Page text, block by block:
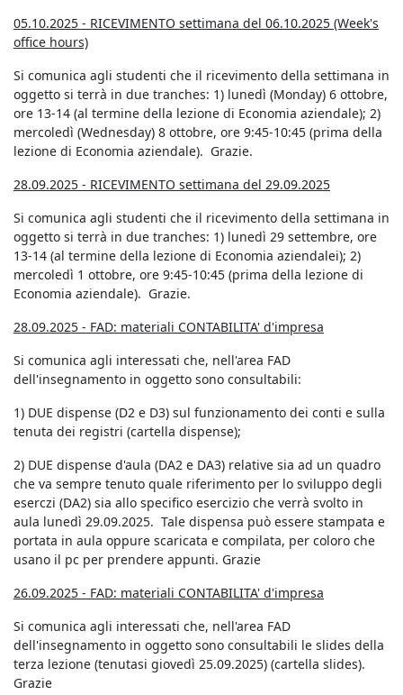
05.10.2025 - RICEVIMENTO settimana del 06.10.2025 (Week's
office hours)
Si comunica agli studenti che il ricevimento della settimana in
oggetto si terrà in due tranches: 1) lunedì (Monday) 6 ottobre,
ore 13-14 (al termine della lezione di Economia aziendale); 2)
mercoledì (Wednesday) 8 ottobre, ore 9:45-10:45 (prima della
lezione di Economia aziendale). Grazie.
28.09.2025 - RICEVIMENTO settimana del 29.09.2025
Si comunica agli studenti che il ricevimento della settimana in
oggetto si terrà in due tranches: 1) lunedì 29 settembre, ore
13-14 (al termine della lezione di Economia aziendalei); 2)
mercoledì 1 ottobre, ore 9:45-10:45 (prima della lezione di
Economia aziendale). Grazie.
28.09.2025 - FAD: materiali CONTABILITA' d'impresa
Si comunica agli interessati che, nell'area FAD
dell'insegnamento in oggetto sono consultabili:
1) DUE dispense (D2 e D3) sul funzionamento dei conti e sulla
tenuta dei registri (cartella dispense);
2) DUE dispense d'aula (DA2 e DA3) relative sia ad un quadro
che va sempre tenuto quale riferimento per lo sviluppo degli
eserczi (DA2) sia allo specifico esercizio che verrà svolto in
aula lunedì 29.09.2025. Tale dispensa può essere stampata e
portata in aula oppure scaricata e compilata, per coloro che
usano il pc per prendere appunti. Grazie
26.09.2025 - FAD: materiali CONTABILITA' d'impresa
Si comunica agli interessati che, nell'area FAD
dell'insegnamento in oggetto sono consultabili le slides della
terza lezione (tenutasi giovedì 25.09.2025) (cartella slides).
Grazie